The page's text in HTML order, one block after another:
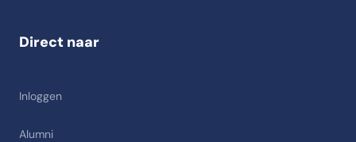
Direct naar
Inloggen
Alumni